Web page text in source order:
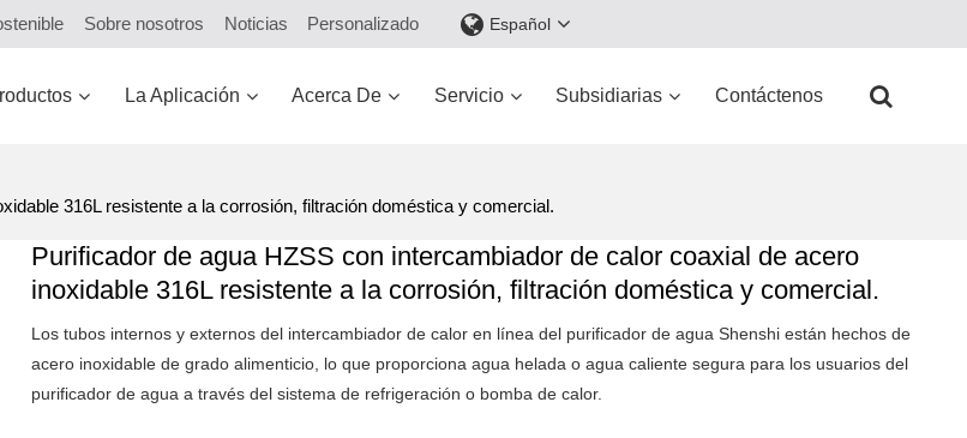
Sobre nosotros Noticias Personalizado Español
La Aplicación Acerca De Servicio Subsidiarias Contáctenos
316L resistente a la corrosión, filtración doméstica y comercial.
Purificador de agua HZSS con intercambiador de calor coaxial de acero
inoxidable 316L resistente a la corrosión, filtración doméstica y comercial.
Los tubos internos y externos del intercambiador de calor en línea del purificador de agua Shenshi están hechos de
acero inoxidable de grado alimenticio, lo que proporciona agua helada o agua caliente segura para los usuarios del
purificador de agua a través del sistema de refrigeración o bomba de calor.